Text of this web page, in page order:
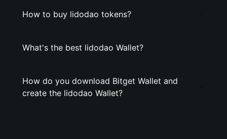
How to buy lidodao tokens?
What's the best lidodao Wallet?
How do you download Bitget Wallet and
create the lidodao Wallet?